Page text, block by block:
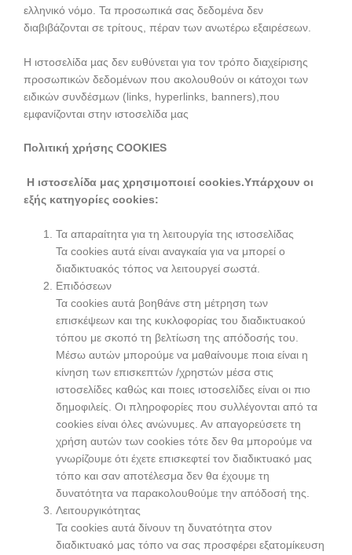
ελληνικό νόμο. Τα προσωπικά σας δεδομένα δεν
διαβιβάζονται σε τρίτους, πέραν των ανωτέρω εξαιρέσεων.
Η ιστοσελίδα µας δεν ευθύνεται για τον τρόπο διαχείρισης
προσωπικών δεδοµένων που ακολουθούν οι κάτοχοι των
ειδικών συνδέσµων (links, hyperlinks, banners),που
εµφανίζονται στην ιστοσελίδα µας
Πολιτική χρήσης COOKIES
Η ιστοσελίδα μας χρησιμοποιεί cookies.Υπάρχουν οι
εξής κατηγορίες cookies:
Τα απαραίτητα για τη λειτουργία της ιστοσελίδας
Τα cookies αυτά είναι αναγκαία για να μπορεί ο
διαδικτυακός τόπος να λειτουργεί σωστά.
Επιδόσεων
Τα cookies αυτά βοηθάνε στη μέτρηση των
επισκέψεων και της κυκλοφορίας του διαδικτυακού
τόπου με σκοπό τη βελτίωση της απόδοσής του.
Μέσω αυτών μπορούμε να μαθαίνουμε ποια είναι η
κίνηση των επισκεπτών /χρηστών μέσα στις
ιστοσελίδες καθώς και ποιες ιστοσελίδες είναι οι πιο
δημοφιλείς. Οι πληροφορίες που συλλέγονται από τα
cookies είναι όλες ανώνυμες. Αν απαγορεύσετε τη
χρήση αυτών των cookies τότε δεν θα μπορούμε να
γνωρίζουμε ότι έχετε επισκεφτεί τον διαδικτυακό μας
τόπο και σαν αποτέλεσμα δεν θα έχουμε τη
δυνατότητα να παρακολουθούμε την απόδοσή της.
Λειτουργικότητας
Τα cookies αυτά δίνουν τη δυνατότητα στον
διαδικτυακό μας τόπο να σας προσφέρει εξατομίκευση